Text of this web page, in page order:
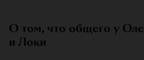
О том, что общего у
и Локи